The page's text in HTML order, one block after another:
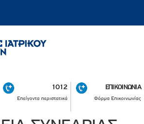
1012
Επείγοντα περιστατικά
ΕΠΙΚΟΙΝΩΝΙΑ
Φόρμα Επικοινωνίας